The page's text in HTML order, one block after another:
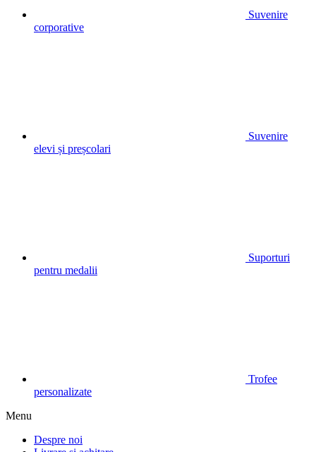
Suvenire
corporative
Suvenire
elevi și preșcolari
Suporturi
pentru medalii
Trofee
personalizate
Menu
Despre noi